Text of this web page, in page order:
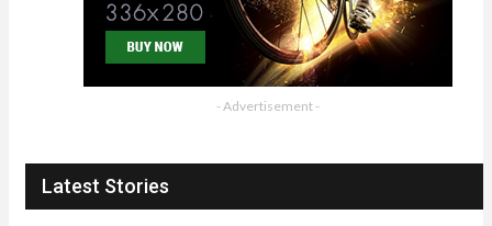
- Advertisement -
Latest Stories